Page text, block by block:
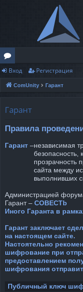
о
ру
Вход Регистрация
ComUnity Гарант
Гарант
Правила
Гарант –независимая
безопасность,
прозрачность
сайта между
выполнивших
Администрацией
Гарант – COBECTb
Иного Гаранта в
Гарант заключает
на настоящем сайте.
Настоятельно
шифрование при
предоставлением
шифрования
Публичный ключ